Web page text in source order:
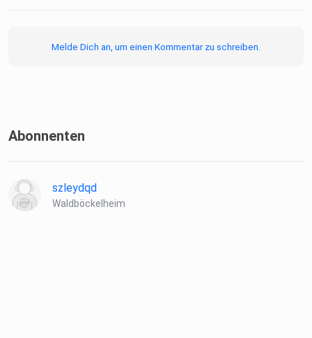
Melde Dich an, um einen Kommentar zu schreiben.
Abonnenten
szleydqd
Waldböckelheim